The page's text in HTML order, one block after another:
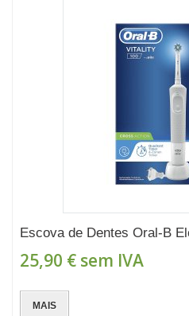
Escova de Dentes Oral-B
25,90 € sem IVA
MAIS